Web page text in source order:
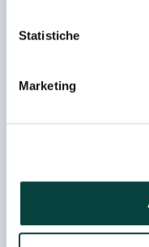
Statistiche
Marketing